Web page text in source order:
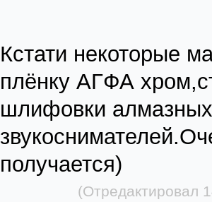
Кстати некоторые
плёнку АГФА
шлифовки
получается)
(Отредактировал